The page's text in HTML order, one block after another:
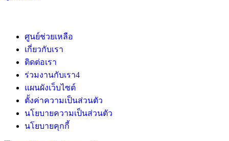
ศูนย์ช่วยเหลือ
เกี่ยวกับเรา
ติดต่อเรา
ร่วมงานกับเรา4
แผนผังเว็บไซต์
ตั้งค่าความเป็นส่วนตัว
นโยบายความเป็นส่วนตัว
นโยบายคุกกี้